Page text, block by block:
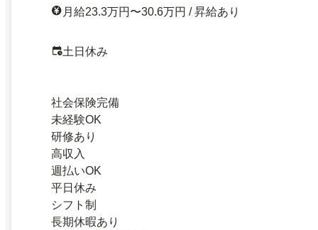
月給23.3万円〜30.6万円 / 昇給あり
土日休み
社会保険完備
未経験OK
研修あり
高収入
週払いOK
平日休み
シフト制
長期休暇あり